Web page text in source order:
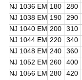
NJ 1036 EM 180 280
NJ 1038 EM 190 290
NJ 1040 EM 200 310
NJ 1044 EM 220 340
NJ 1048 EM 240 360
NJ 1052 EM 260 400
NJ 1056 EM 280 420